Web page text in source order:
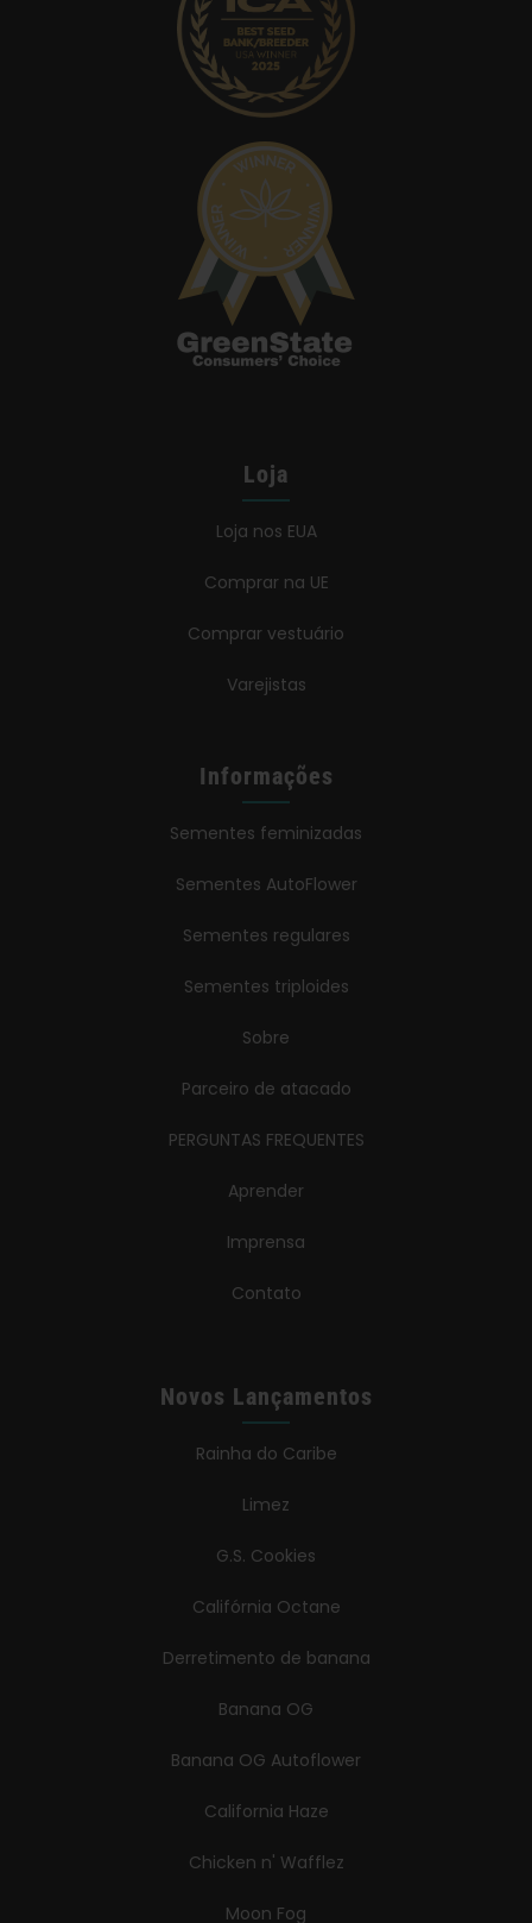
Loja
Loja nos EUA
Comprar na UE
Comprar vestuário
Varejistas
Informações
Sementes feminizadas
Sementes AutoFlower
Sementes regulares
Sementes triploides
Sobre
Parceiro de atacado
PERGUNTAS FREQUENTES
Aprender
Imprensa
Contato
Novos Lançamentos
Rainha do Caribe
Limez
G.S. Cookies
Califórnia Octane
Derretimento de banana
Banana OG
Banana OG Autoflower
California Haze
Chicken n' Wafflez
Moon Fog